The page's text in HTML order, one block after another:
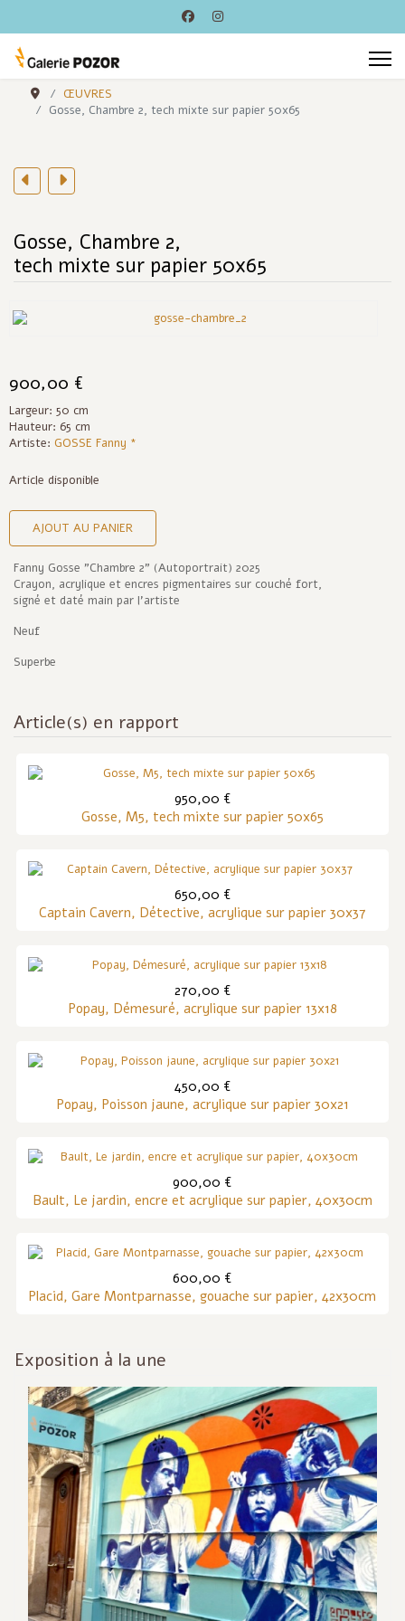
ŒUVRES
Gosse, Chambre 2, tech mixte sur papier 50x65
Gosse, Chambre 2,
tech mixte sur papier 50x65
900,00 €
Largeur: 50 cm
Hauteur: 65 cm
Artiste: GOSSE Fanny *
Article disponible
AJOUT AU PANIER
Fanny Gosse "Chambre 2" (Autoportrait) 2025
Crayon, acrylique et encres pigmentaires sur couché fort,
signé et daté main par l'artiste
Neuf
Superbe
Article(s) en rapport
950,00 €
Gosse, M5, tech mixte sur papier 50x65
650,00 €
Captain Cavern, Détective, acrylique sur papier 30x37
270,00 €
Popay, Démesuré, acrylique sur papier 13x18
450,00 €
Popay, Poisson jaune, acrylique sur papier 30x21
900,00 €
Bault, Le jardin, encre et acrylique sur papier, 40x30cm
600,00 €
Placid, Gare Montparnasse, gouache sur papier, 42x30cm
Exposition à la une